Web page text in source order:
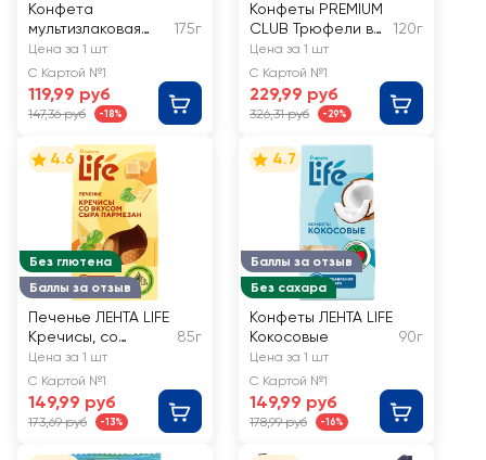
Конфета
мультизлаковая
DELISSE Халвичная
175г
Цена за 1 шт
С Картой №1
119,99 руб
147,36 руб -18%
Конфеты PREMIUM
CLUB Трюфели в
обсыпке манго
120г
Цена за 1 шт
С Картой №1
229,99 руб
326,31 руб -29%
Без глютена
Баллы за отзыв
4.6
Печенье ЛЕНТА LIFE
Кречисы, со
вкусом сыра
пармезан
85г
Цена за 1 шт
С Картой №1
149,99 руб
173,69 руб -13%
Баллы за отзыв
Без сахара
4.7
Конфеты ЛЕНТА LIFE
Кокосовые
90г
Цена за 1 шт
С Картой №1
149,99 руб
178,99 руб -16%